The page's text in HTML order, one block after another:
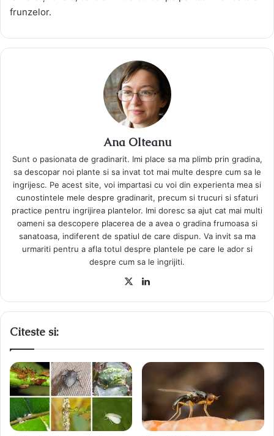
frunzelor.
Ana Olteanu
Sunt o pasionata de gradinarit. Imi place sa ma plimb prin gradina,
sa descopar noi plante si sa invat tot mai multe despre cum sa le
ingrijesc. Pe acest site, voi impartasi cu voi din experienta mea si
cunostintele mele despre gradinarit, precum si trucuri si sfaturi
practice pentru ingrijirea plantelor. Imi doresc sa ajut cat mai multi
oameni sa descopere placerea de a avea o gradina frumoasa si
sanatoasa, indiferent de spatiul de care dispun. Va invit sa ma
urmariti pentru a afla totul despre plantele pe care le ador si
despre cum sa le ingrijiti.
X
Citeste si: